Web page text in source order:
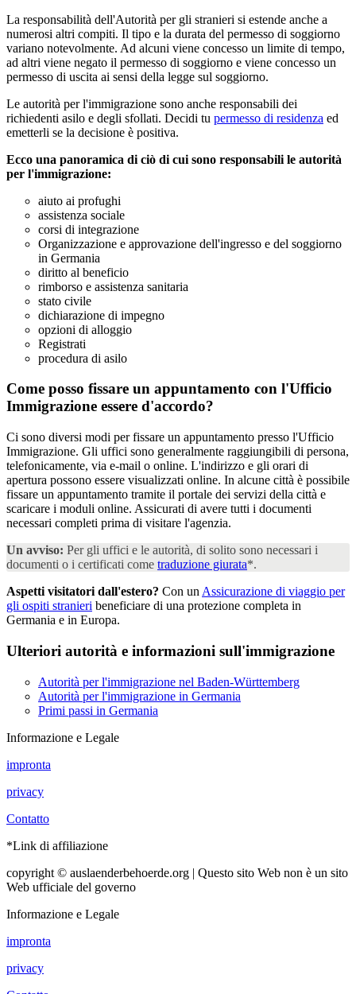
La responsabilità dell'Autorità per gli stranieri si estende anche a
numerosi altri compiti. Il tipo e la durata del permesso di soggiorno
variano notevolmente. Ad alcuni viene concesso un limite di tempo,
ad altri viene negato il permesso di soggiorno e viene concesso un
permesso di uscita ai sensi della legge sul soggiorno.
Le autorità per l'immigrazione sono anche responsabili dei
richiedenti asilo e degli sfollati. Decidi tu permesso di residenza ed
emetterli se la decisione è positiva.
Ecco una panoramica di ciò di cui sono responsabili le autorità
per l'immigrazione:
aiuto ai profughi
assistenza sociale
corsi di integrazione
Organizzazione e approvazione dell'ingresso e del soggiorno
in Germania
diritto al beneficio
rimborso e assistenza sanitaria
stato civile
dichiarazione di impegno
opzioni di alloggio
Registrati
procedura di asilo
Come posso fissare un appuntamento con l'Ufficio
Immigrazione essere d'accordo?
Ci sono diversi modi per fissare un appuntamento presso l'Ufficio
Immigrazione. Gli uffici sono generalmente raggiungibili di persona,
telefonicamente, via e-mail o online. L'indirizzo e gli orari di
apertura possono essere visualizzati online. In alcune città è possibile
fissare un appuntamento tramite il portale dei servizi della città e
scaricare i moduli online. Assicurati di avere tutti i documenti
necessari completi prima di visitare l'agenzia.
Un avviso: Per gli uffici e le autorità, di solito sono necessari i
documenti o i certificati come traduzione giurata*.
Aspetti visitatori dall'estero? Con un Assicurazione di viaggio per
gli ospiti stranieri beneficiare di una protezione completa in
Germania e in Europa.
Ulteriori autorità e informazioni sull'immigrazione
Autorità per l'immigrazione nel Baden-Württemberg
Autorità per l'immigrazione in Germania
Primi passi in Germania
Informazione e Legale
impronta
privacy
Contatto
*Link di affiliazione
copyright © auslaenderbehoerde.org | Questo sito Web non è un sito
Web ufficiale del governo
Informazione e Legale
impronta
privacy